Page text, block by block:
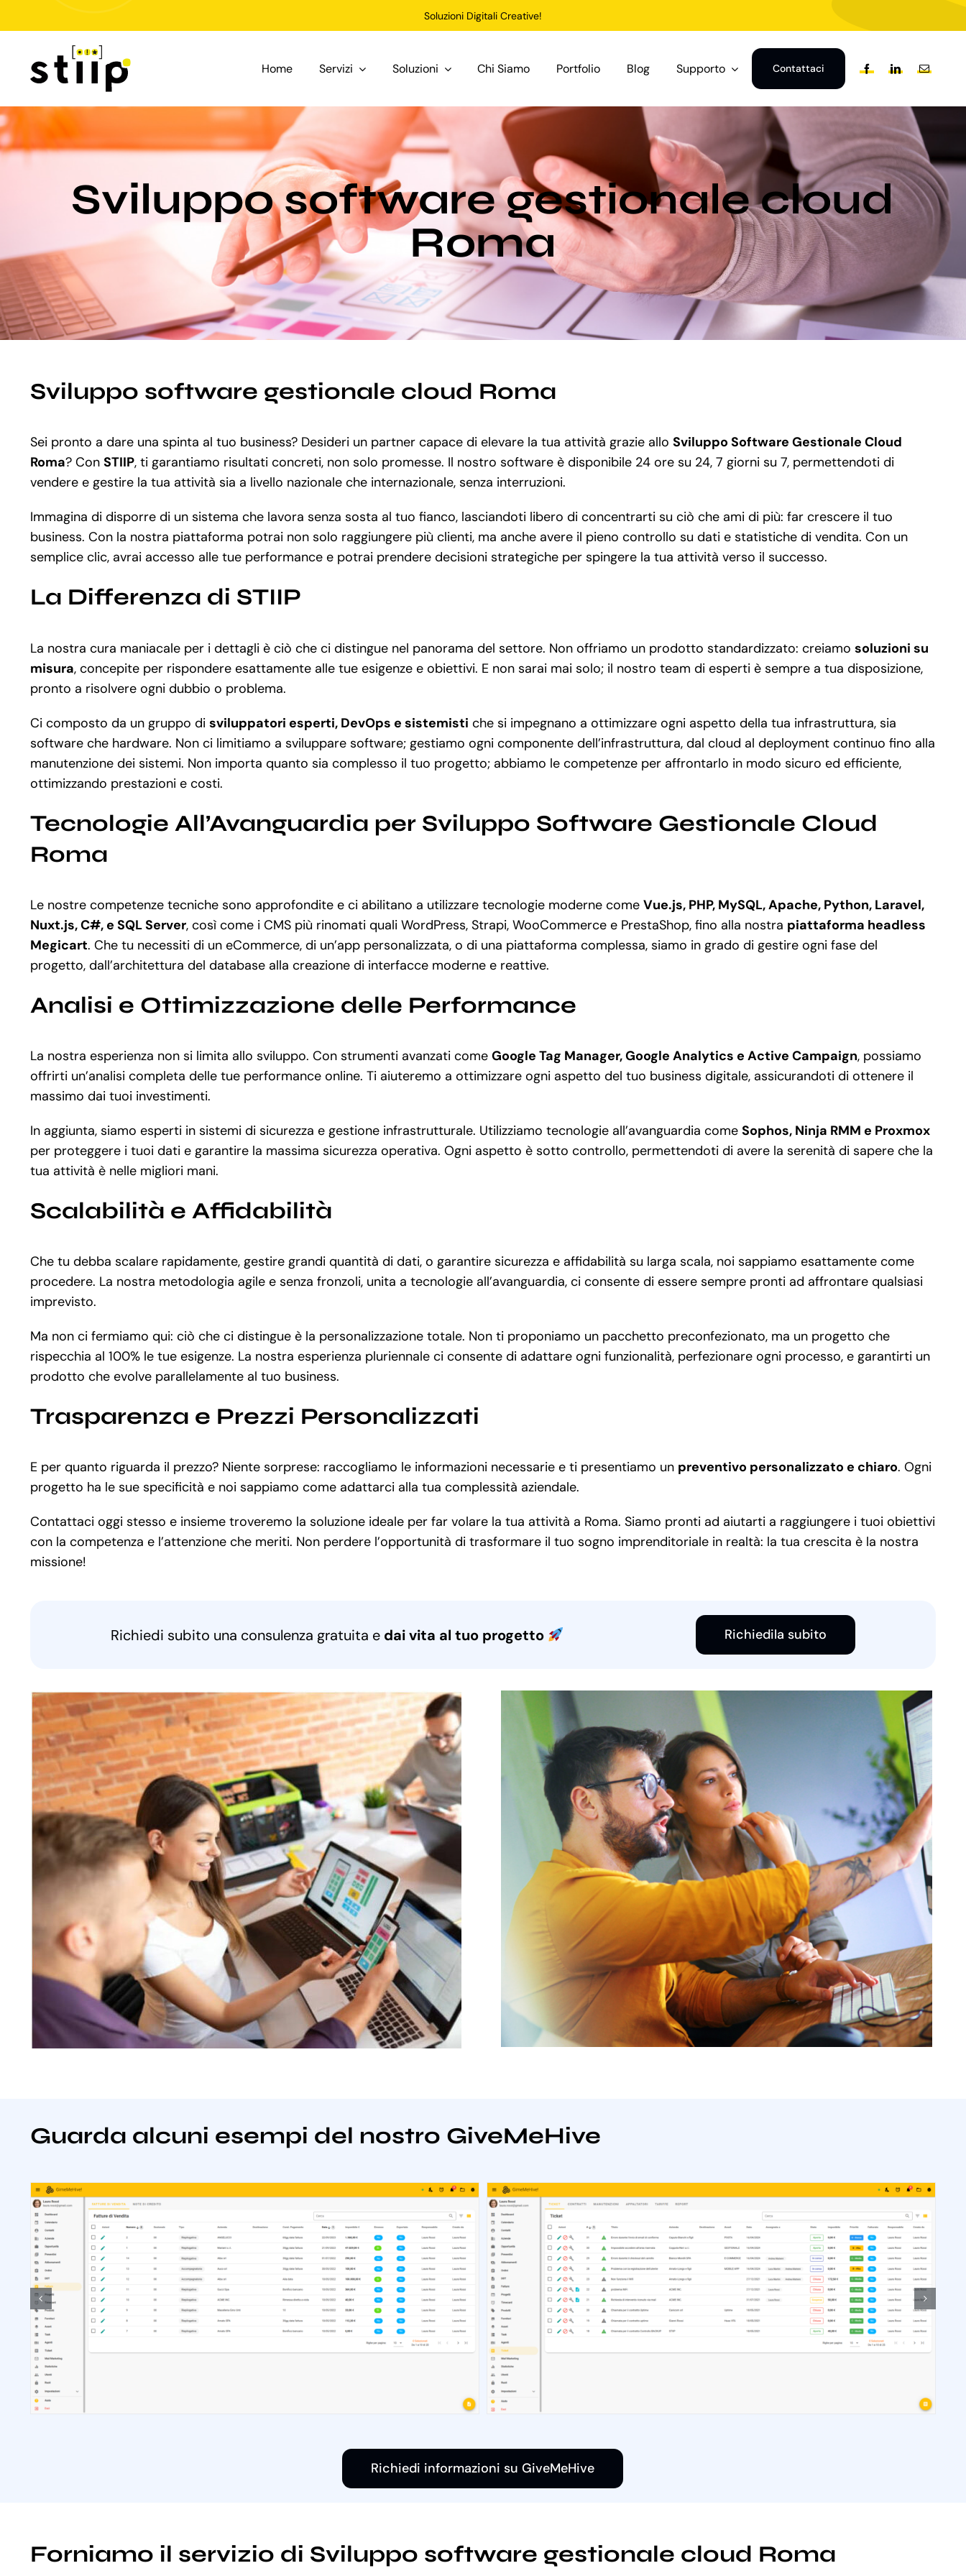
al
Soluzioni Digitali Creative!
Home Servizi Soluzioni Chi Siamo Portfolio Blog Supporto Contattaci
Sviluppo software gestionale cloud
Roma
Sviluppo software gestionale cloud Roma
Sei pronto a dare una spinta al tuo business? Desideri un partner capace di elevare la tua attività grazie allo Sviluppo Software Gestionale Cloud
Roma? Con STIIP, ti garantiamo risultati concreti, non solo promesse. Il nostro software è disponibile 24 ore su 24, 7 giorni su 7, permettendoti di
vendere e gestire la tua attività sia a livello nazionale che internazionale, senza interruzioni.
Immagina di disporre di un sistema che lavora senza sosta al tuo fianco, lasciandoti libero di concentrarti su ciò che ami di più: far crescere il tuo
business. Con la nostra piattaforma potrai non solo raggiungere più clienti, ma anche avere il pieno controllo su dati e statistiche di vendita. Con un
semplice clic, avrai accesso alle tue performance e potrai prendere decisioni strategiche per spingere la tua attività verso il successo.
La Differenza di STIIP
La nostra cura maniacale per i dettagli è ciò che ci distingue nel panorama del settore. Non offriamo un prodotto standardizzato: creiamo soluzioni su
misura, concepite per rispondere esattamente alle tue esigenze e obiettivi. E non sarai mai solo; il nostro team di esperti è sempre a tua disposizione,
pronto a risolvere ogni dubbio o problema.
Ci composto da un gruppo di sviluppatori esperti, DevOps e sistemisti che si impegnano a ottimizzare ogni aspetto della tua infrastruttura, sia
software che hardware. Non ci limitiamo a sviluppare software; gestiamo ogni componente dell’infrastruttura, dal cloud al deployment continuo fino alla
manutenzione dei sistemi. Non importa quanto sia complesso il tuo progetto; abbiamo le competenze per affrontarlo in modo sicuro ed efficiente,
ottimizzando prestazioni e costi.
Tecnologie All’Avanguardia per Sviluppo Software Gestionale Cloud
Roma
Le nostre competenze tecniche sono approfondite e ci abilitano a utilizzare tecnologie moderne come Vue.js, PHP, MySQL, Apache, Python, Laravel,
Nuxt.js, C#, e SQL Server, così come i CMS più rinomati quali WordPress, Strapi, WooCommerce e PrestaShop, fino alla nostra piattaforma headless
Megicart. Che tu necessiti di un eCommerce, di un’app personalizzata, o di una piattaforma complessa, siamo in grado di gestire ogni fase del
progetto, dall’architettura del database alla creazione di interfacce moderne e reattive.
Analisi e Ottimizzazione delle Performance
La nostra esperienza non si limita allo sviluppo. Con strumenti avanzati come Google Tag Manager, Google Analytics e Active Campaign, possiamo
offrirti un’analisi completa delle tue performance online. Ti aiuteremo a ottimizzare ogni aspetto del tuo business digitale, assicurandoti di ottenere il
massimo dai tuoi investimenti.
In aggiunta, siamo esperti in sistemi di sicurezza e gestione infrastrutturale. Utilizziamo tecnologie all’avanguardia come Sophos, Ninja RMM e Proxmox
per proteggere i tuoi dati e garantire la massima sicurezza operativa. Ogni aspetto è sotto controllo, permettendoti di avere la serenità di sapere che la
tua attività è nelle migliori mani.
Scalabilità e Affidabilità
Che tu debba scalare rapidamente, gestire grandi quantità di dati, o garantire sicurezza e affidabilità su larga scala, noi sappiamo esattamente come
procedere. La nostra metodologia agile e senza fronzoli, unita a tecnologie all’avanguardia, ci consente di essere sempre pronti ad affrontare qualsiasi
imprevisto.
Ma non ci fermiamo qui: ciò che ci distingue è la personalizzazione totale. Non ti proponiamo un pacchetto preconfezionato, ma un progetto che
rispecchia al 100% le tue esigenze. La nostra esperienza pluriennale ci consente di adattare ogni funzionalità, perfezionare ogni processo, e garantirti un
prodotto che evolve parallelamente al tuo business.
Trasparenza e Prezzi Personalizzati
E per quanto riguarda il prezzo? Niente sorprese: raccogliamo le informazioni necessarie e ti presentiamo un preventivo personalizzato e chiaro. Ogni
progetto ha le sue specificità e noi sappiamo come adattarci alla tua complessità aziendale.
Contattaci oggi stesso e insieme troveremo la soluzione ideale per far volare la tua attività a Roma. Siamo pronti ad aiutarti a raggiungere i tuoi obiettivi
con la competenza e l’attenzione che meriti. Non perdere l’opportunità di trasformare il tuo sogno imprenditoriale in realtà: la tua crescita è la nostra
missione!
Richiedi subito una consulenza gratuita e dai vita al tuo progetto Richiedila subito
Guarda alcuni esempi del nostro GiveMeHive
Richiedi informazioni su GiveMeHive
Forniamo il servizio di Sviluppo software gestionale cloud Roma